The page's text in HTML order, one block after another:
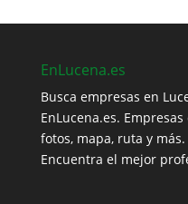
EnLucena.es
Busca empresas en
EnLucena.es.
fotos, mapa, ruta y más.
Encuentra el mejor